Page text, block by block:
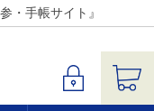
・手帳サイト』